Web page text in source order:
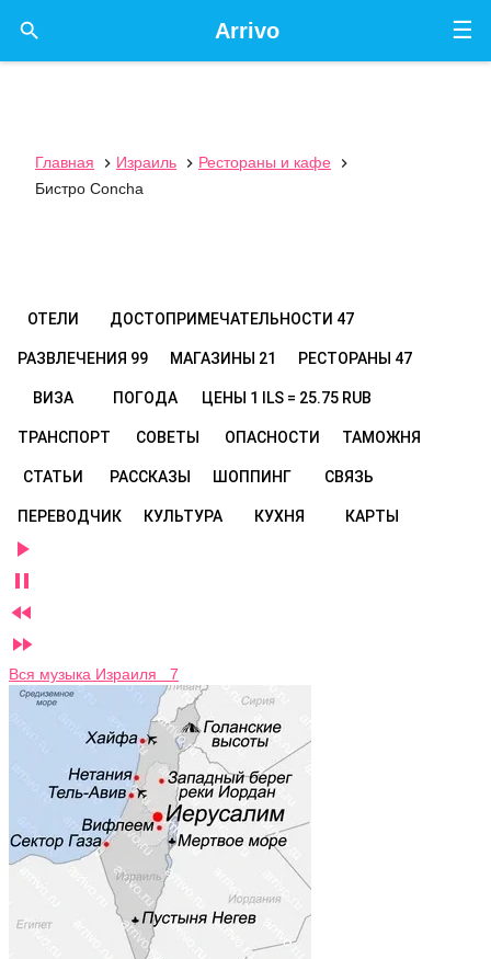
☰
Arrivo

Главная  Израиль  Рестораны и кафе

Бистро Concha
ОТЕЛИ ДОСТОПРИМЕЧАТЕЛЬНОСТИ 47
РАЗВЛЕЧЕНИЯ 99 МАГАЗИНЫ 21 РЕСТОРАНЫ 47
ВИЗА ПОГОДА ЦЕНЫ 1 ILS = 25.75 RUB
ТРАНСПОРТ СОВЕТЫ ОПАСНОСТИ ТАМОЖНЯ
СТАТЬИ РАССКАЗЫ ШОППИНГ СВЯЗЬ
ПЕРЕВОДЧИК КУЛЬТУРА КУХНЯ КАРТЫ




Вся музыка Израиля 7